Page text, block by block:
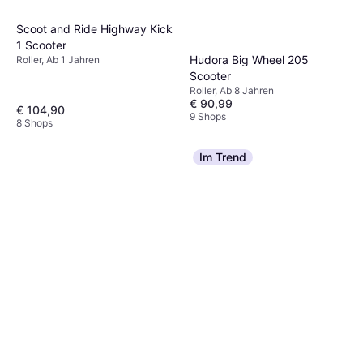
Scoot and Ride Highway Kick
1 Scooter
Roller, Ab 1 Jahren
€ 104,90
8 Shops
Hudora Big Wheel 205
Scooter
Roller, Ab 8 Jahren
€ 90,99
9 Shops
Im Trend